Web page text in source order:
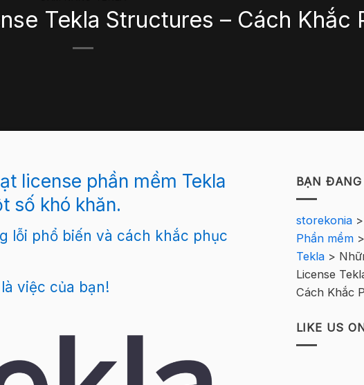
Tekla Structures – Cách Khắc
license phần mềm Tekla
số khó khăn.
lỗi phổ biến và cách khắc phục
việc của bạn!
BẠN
storekonia>
Phần mềm>
Tekla>
License
Cách Khắc
LIKE US